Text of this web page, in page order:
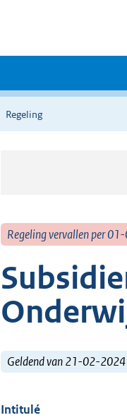
Regeling
Regeling vervallen per
Geldend van 21-02-
Intitulé